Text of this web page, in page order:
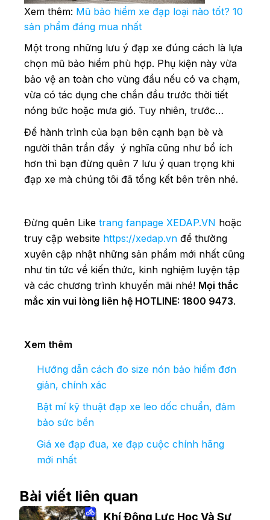
Xem thêm: Mũ bảo hiểm xe đạp loại nào tốt? 10
sản phẩm đáng mua nhất
Một trong những lưu ý đạp xe đúng cách là lựa
chọn mũ bảo hiểm phù hợp. Phụ kiện này vừa
bảo vệ an toàn cho vùng đầu nếu có va chạm,
vừa có tác dụng che chắn đầu trước thời tiết
nóng bức hoặc mưa gió. Tuy nhiên, trước…
Để hành trình của bạn bên cạnh bạn bè và
người thân trần đầy ý nghĩa cũng như bổ ích
hơn thì bạn đừng quên 7 lưu ý quan trọng khi
đạp xe mà chúng tôi đã tổng kết bên trên nhé.
Đừng quên Like trang fanpage XEDAP.VN hoặc
truy cập website https://xedap.vn để thường
xuyên cập nhật những sản phẩm mới nhất cũng
như tin tức về kiến thức, kinh nghiệm luyện tập
và các chương trình khuyến mãi nhé! Mọi thắc
mắc xin vui lòng liên hệ HOTLINE: 1800 9473.
Xem thêm
Hướng dẫn cách đo size nón bảo hiểm đơn
giản, chính xác
Bật mí kỹ thuật đạp xe leo dốc chuẩn, đảm
bảo sức bền
Giá xe đạp đua, xe đạp cuộc chính hãng
mới nhất
Bài viết liên quan
Khí Động Lực Học Và Sự